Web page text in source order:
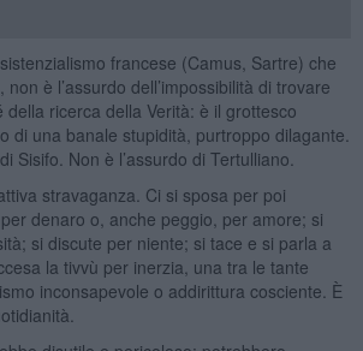
francese (Camus, Sartre) che
è l’assurdo dell’impossibilità di trovare
della ricerca della Verità: è il grottesco
di una banale stupidità, purtroppo dilagante.
Sisifo. Non è l’assurdo di Tertulliano.
stravaganza. Ci si sposa per poi
denaro o, anche peggio, per amore; si
si discute per niente; si tace e si parla a
la tivvù per inerzia, una tra le tante
inconsapevole o addirittura cosciente. È